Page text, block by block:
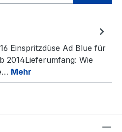
Einspritzdüse Ad Blue für
2014Lieferumfang: Wie
Mehr